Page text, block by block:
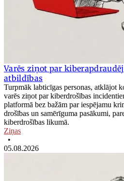
Varēs ziņot par
atbildības
Turpmāk labticīgas personas, atklājot
varēs ziņot par kiberdrošības
platformā bez bažām par iespējamu
drošības un samērīguma pasākumi,
kiberdrošības likumā.
Ziņas
•
05.08.2026